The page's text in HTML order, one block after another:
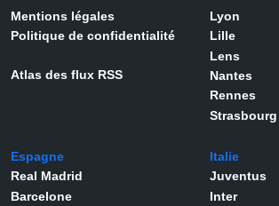
Mentions légales
Politique de confidentialité
Atlas des flux RSS
Lyon
Lille
Lens
Nantes
Rennes
Strasbourg
Espagne
Real Madrid
Barcelone
Italie
Juventus
Inter